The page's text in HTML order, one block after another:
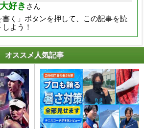
好き さん
く」ボタンを押して、この記事を読
よう！
オススメ人気記事